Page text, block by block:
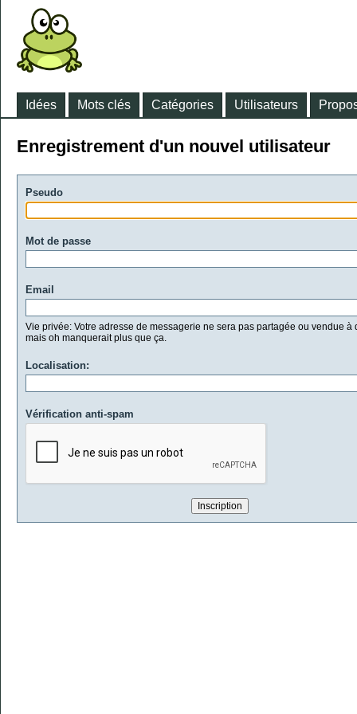
Idées Mots clés Catégories Utilisateurs
Enregistrement d'un nouvel utilisateur
Pseudo
Mot de passe
Email
Vie privée: Votre adresse de messagerie ne sera pas partagée ou vendue à
mais oh manquerait plus que ça.
Localisation:
Vérification anti-spam